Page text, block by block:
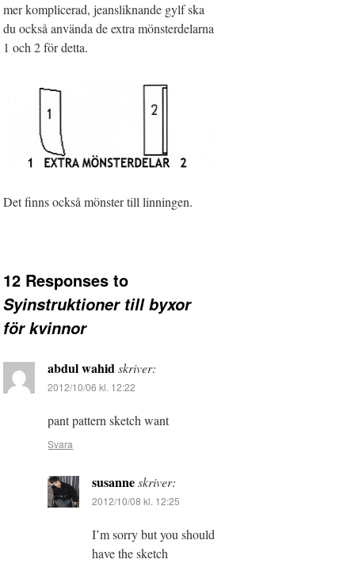
mer komplicerad, jeansliknande gylf ska
du också använda de extra mönsterdelarna
1 och 2 för detta.
Det finns också mönster till linningen.
12 Responses to
Syinstruktioner till byxor
för kvinnor
abdul wahid skriver:
2012/10/06 kl. 12:22
pant pattern sketch want
Svara
susanne skriver:
2012/10/08 kl. 12:25
I’m sorry but you should
have the sketch